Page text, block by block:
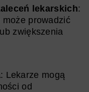
lekarskich:
prowadzić
zwiększenia
: Lekarze mogą
od